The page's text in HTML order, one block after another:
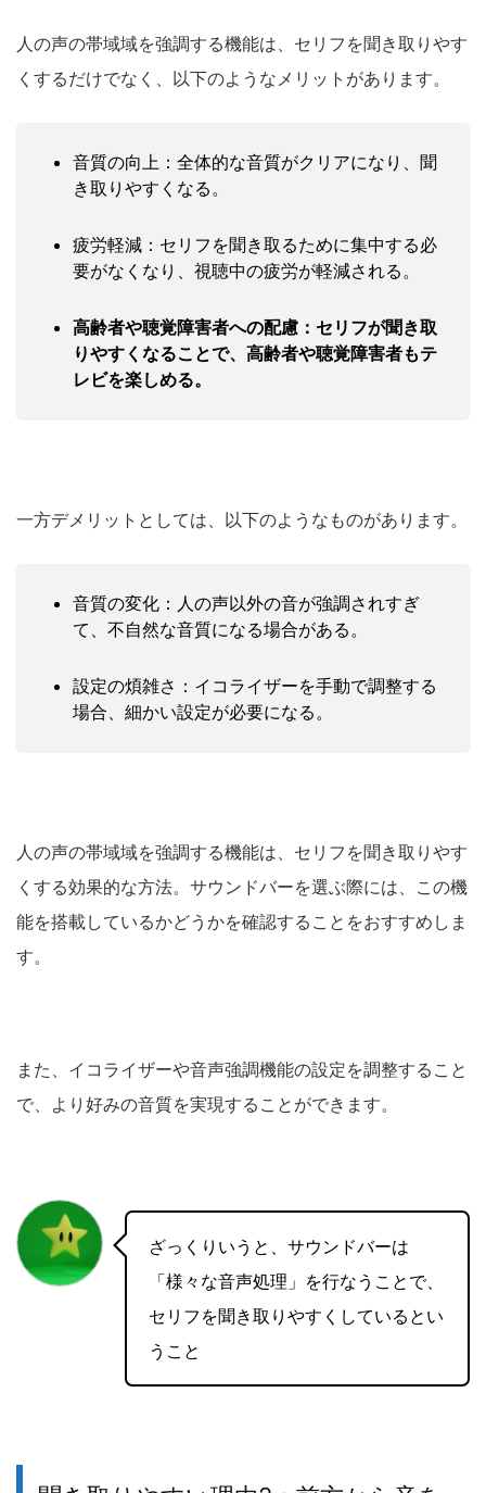
人の声の帯域域を強調する機能は、セリフを聞き取りやす
くするだけでなく、以下のようなメリットがあります。
音質の向上：全体的な音質がクリアになり、聞
き取りやすくなる。
疲労軽減：セリフを聞き取るために集中する必
要がなくなり、視聴中の疲労が軽減される。
高齢者や聴覚障害者への配慮：セリフが聞き取
りやすくなることで、高齢者や聴覚障害者もテ
レビを楽しめる。
一方デメリットとしては、以下のようなものがあります。
音質の変化：人の声以外の音が強調されすぎ
て、不自然な音質になる場合がある。
設定の煩雑さ：イコライザーを手動で調整する
場合、細かい設定が必要になる。
人の声の帯域域を強調する機能は、セリフを聞き取りやす
くする効果的な方法。サウンドバーを選ぶ際には、この機
能を搭載しているかどうかを確認することをおすすめしま
す。
また、イコライザーや音声強調機能の設定を調整すること
で、より好みの音質を実現することができます。
ざっくりいうと、サウンドバーは
「様々な音声処理」を行なうことで、
セリフを聞き取りやすくしているとい
うこと